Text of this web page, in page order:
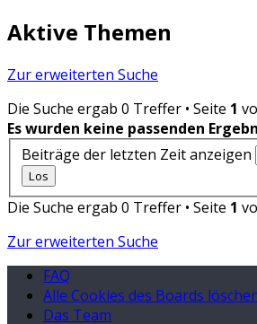
Aktive Themen
Zur erweiterten Suche
Die Suche ergab 0 Treffer • Seite 1
Es wurden keine passenden
Beiträge der letzten Zeit anzeigen
Die Suche ergab 0 Treffer • Seite 1
Zur erweiterten Suche
FAQ
Alle Cookies des Boards
Das Team